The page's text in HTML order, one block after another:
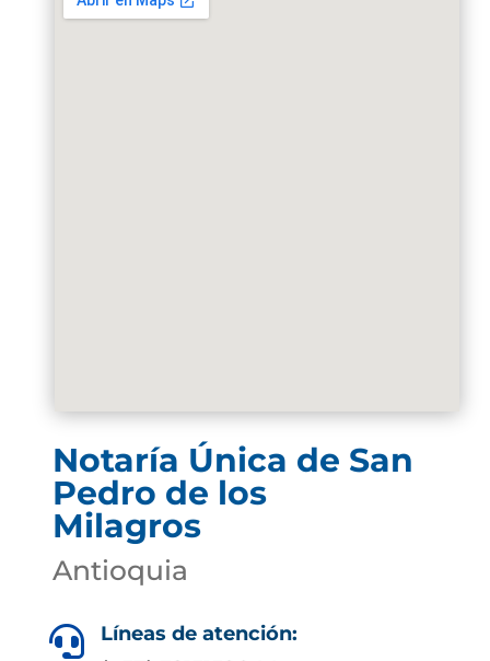
Notaría Única de San
Pedro de los
Milagros
Antioquia
 Líneas de atención: